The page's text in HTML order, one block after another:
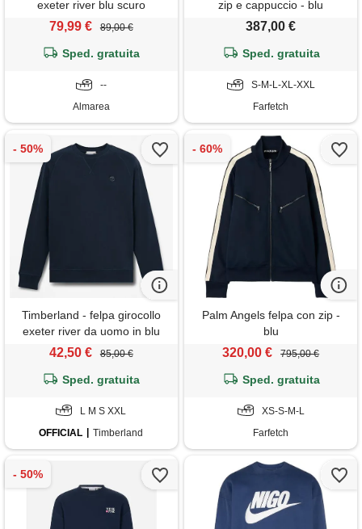
exeter river blu scuro
79,99 € 89,00 €
Sped. gratuita
--
Almarea
zip e cappuccio - blu
387,00 €
Sped. gratuita
S-M-L-XL-XXL
Farfetch
Timberland - felpa girocollo
exeter river da uomo in blu
scuro, uomo, blu, taglia: m
42,50 € 85,00 €
Sped. gratuita
L M S XXL
OFFICIAL
Timberland
Palm Angels felpa con zip -
blu
320,00 € 795,00 €
Sped. gratuita
XS-S-M-L
Farfetch